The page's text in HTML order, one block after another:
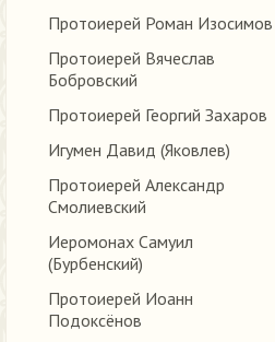
Протоиерей Роман Изосимов
Протоиерей Вячеслав
Бобровский
Протоиерей Георгий Захаров
Игумен Давид (Яковлев)
Протоиерей Александр
Смолиевский
Иеромонах Самуил
(Бурбенский)
Протоиерей Иоанн
Подоксёнов